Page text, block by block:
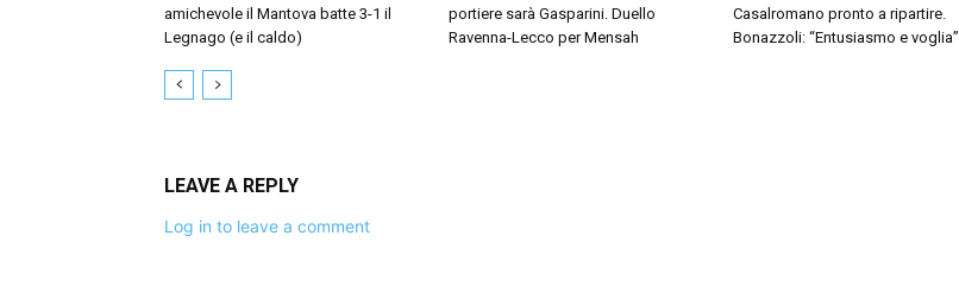
amichevole il Mantova batte 3-1 il
Legnago (e il caldo)
portiere sarà Gasparini. Duello
Ravenna-Lecco per Mensah
Casalromano pronto a ripartire.
Bonazzoli: “Entusiasmo e voglia”
LEAVE A REPLY
Log in to leave a comment